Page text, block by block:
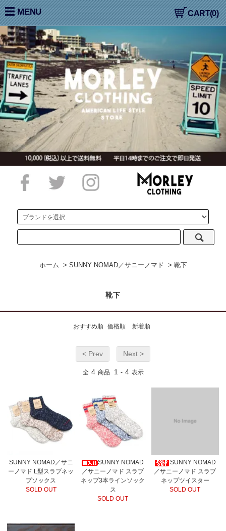
大阪高槻,国産ジーンズ,アメカジ,通販,販売, COLIMBO,コリン
ボ,WORKERS,ワーカーズ,LOOP&WEFT,ループ＆ウェフト CART(0)
MENU
ホーム > SUNNY NOMAD／サニーノマド > 靴下
靴下
おすすめ順 価格順 新着順
< Prev Next >
全 4 商品 1 - 4 表示
SUNNY NOMAD／サニ
ーノマド L型スラブネッ
プソックス
SOLD OUT
SUNNY NOMAD
／サニーノマド スラブ
ネップ3本ラインソック
ス
SOLD OUT
SUNNY NOMAD
／サニーノマド スラブ
ネップツイスター
SOLD OUT